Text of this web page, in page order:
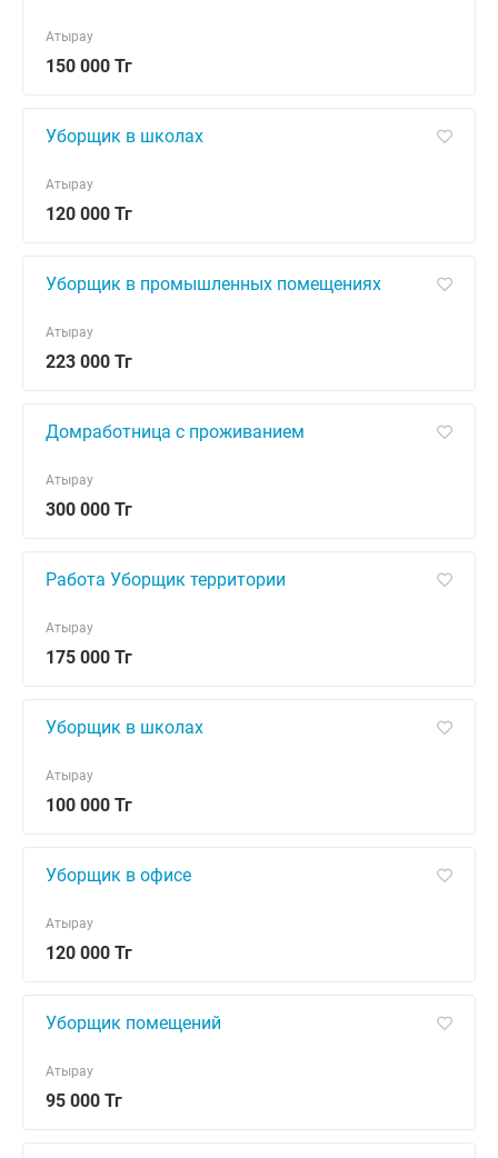
150 000 Тг
Атырау
Уборщик в школах
120 000 Тг
Атырау
Уборщик в промышленных помещениях
223 000 Тг
Атырау
Домработница с проживанием
300 000 Тг
Атырау
Работа Уборщик территории
175 000 Тг
Атырау
Уборщик в школах
100 000 Тг
Атырау
Уборщик в офисе
120 000 Тг
Атырау
Уборщик помещений
95 000 Тг
Атырау